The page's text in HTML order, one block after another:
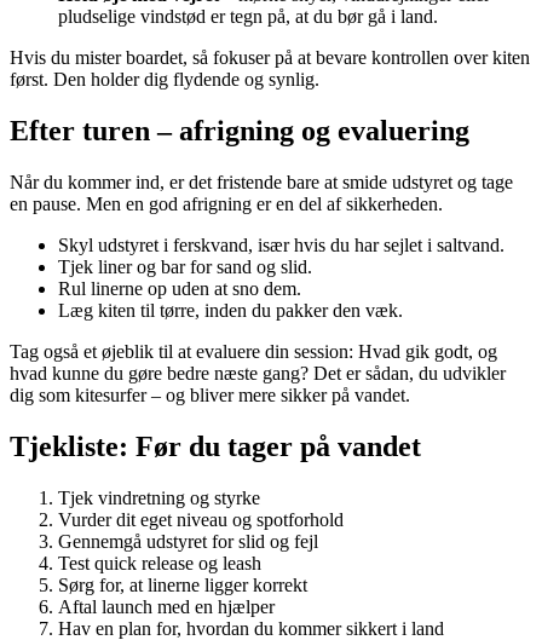
pludselige vindstød er tegn på, at du bør gå i land.
Hvis du mister boardet, så fokuser på at bevare kontrollen over kiten
først. Den holder dig flydende og synlig.
Efter turen – afrigning og evaluering
Når du kommer ind, er det fristende bare at smide udstyret og tage
en pause. Men en god afrigning er en del af sikkerheden.
Skyl udstyret i ferskvand, især hvis du har sejlet i saltvand.
Tjek liner og bar for sand og slid.
Rul linerne op uden at sno dem.
Læg kiten til tørre, inden du pakker den væk.
Tag også et øjeblik til at evaluere din session: Hvad gik godt, og
hvad kunne du gøre bedre næste gang? Det er sådan, du udvikler
dig som kitesurfer – og bliver mere sikker på vandet.
Tjekliste: Før du tager på vandet
Tjek vindretning og styrke
Vurder dit eget niveau og spotforhold
Gennemgå udstyret for slid og fejl
Test quick release og leash
Sørg for, at linerne ligger korrekt
Aftal launch med en hjælper
Hav en plan for, hvordan du kommer sikkert i land